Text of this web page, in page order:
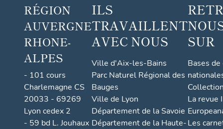
RÉGION
AUVERGNE
RHONE-
ALPES
- 101 cours
Charlemagne CS
20033 - 69269
Lyon cedex 2
- 59 bd L. Jouhaux
ILS
TRAVAILLENT
AVEC NOUS
Ville d'Aix-les-Bains
Parc Naturel Régional des
Bauges
Ville de Lyon
Département de la Savoie
Département de la Haute-
SUR
Bases
La revue
Les